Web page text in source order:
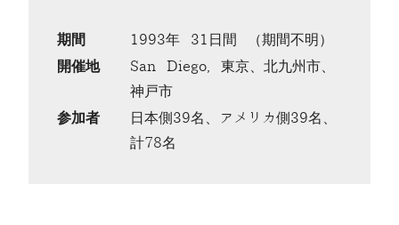
期間
1993年 31日間 （期間不明）
開催地
San Diego, 東京、北九州市、
神戸市
参加者
日本側39名、アメリカ側39名、
計78名